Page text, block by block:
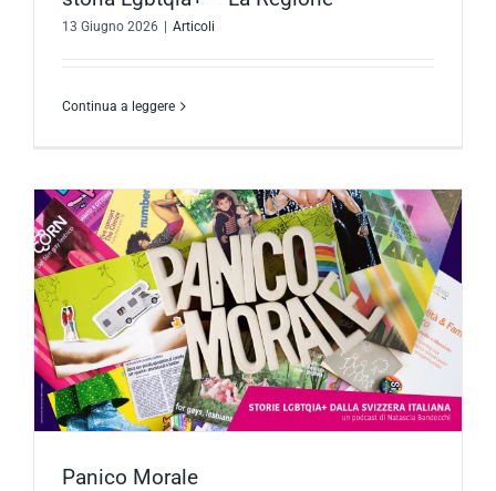
13 Giugno 2026 Articoli
Continua a leggere
Panico Morale